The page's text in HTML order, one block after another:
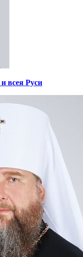
и всея Руси